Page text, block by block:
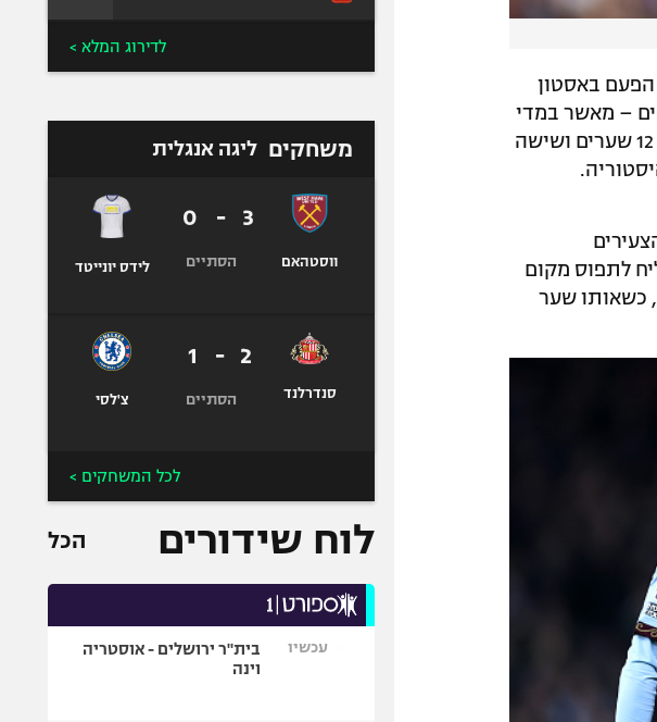
הפעם באסטון
כבר רשם יותר הופעות בקבוצות אחרות – 90 משחקים – מאשר במדי
מנצ'סטר יונייטד, עבורה שיחק 83 פעמים בלבד. במדי השדים האדומים הוא תרם 12 שערים ושישה
לתפוס מקום
בכל המסגרות, כשאותו שער
לדירוג המלא >
משחקים ליגה אנגלית
ווסטהאם
3
-
0
הסתיים לידס יונייטד
סנדרלנד
2
-
1
הסתיים צ'לסי
לכל המשחקים >
לוח שידורים הכל
עכשיו
בית"ר ירושלים - אוסטריה
וינה